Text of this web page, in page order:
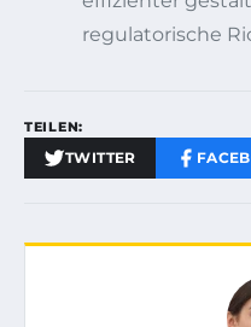
regulatorische
TEILEN:
TWITTER